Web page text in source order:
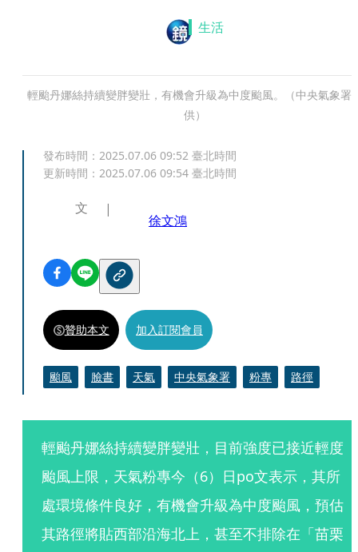
生活
輕颱丹娜絲持續變胖變壯，有機會升級為中度颱風。（中央氣象署
供）
發布時間： 2025.07.06 09:52 臺北時間
更新時間： 2025.07.06 09:54 臺北時間
文
徐文鴻
贊助本文 加入訂閱會員
颱風 臉書 天氣 中央氣象署 粉專 路徑
輕颱丹娜絲持續變胖變壯，目前強度已接近輕度
颱風上限，天氣粉專今（6）日po文表示，其所
處環境條件良好，有機會升級為中度颱風，預估
其路徑將貼西部沿海北上，甚至不排除在「苗栗